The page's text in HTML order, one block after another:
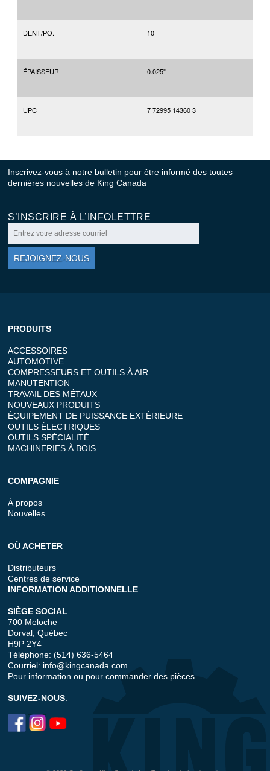
DENT/PO. 10
ÉPAISSEUR 0.025"
UPC 7 72995 14360 3
Inscrivez-vous à notre bulletin pour être informé des toutes
dernières nouvelles de King Canada
S’INSCRIRE À L’INFOLETTRE
REJOIGNEZ-NOUS
PRODUITS
ACCESSOIRES
AUTOMOTIVE
COMPRESSEURS ET OUTILS À AIR
MANUTENTION
TRAVAIL DES MÉTAUX
NOUVEAUX PRODUITS
ÉQUIPEMENT DE PUISSANCE EXTÉRIEURE
OUTILS ÉLECTRIQUES
OUTILS SPÉCIALITÉ
MACHINERIES À BOIS
COMPAGNIE
À propos
Nouvelles
OÙ ACHETER
Distributeurs
Centres de service
INFORMATION ADDITIONNELLE
SIÈGE SOCIAL
700 Meloche
Dorval, Québec
H9P 2Y4
Téléphone: (514) 636-5464
Courriel: info@kingcanada.com
Pour information ou pour commander des pièces.
SUIVEZ-NOUS: